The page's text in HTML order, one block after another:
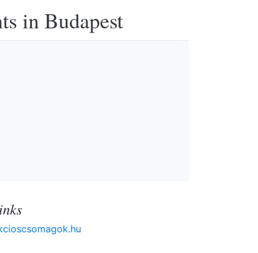
in Budapest